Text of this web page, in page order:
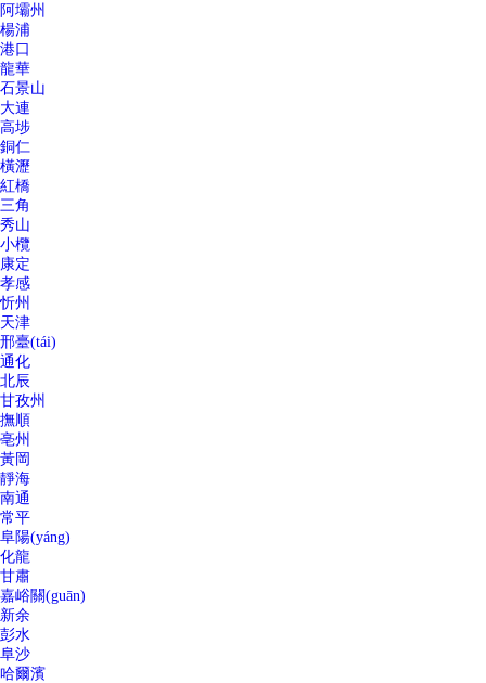
阿壩州
楊浦
港口
龍華
石景山
大連
高埗
銅仁
橫瀝
紅橋
三角
秀山
小欖
康定
孝感
忻州
天津
邢臺(tái)
通化
北辰
甘孜州
撫順
亳州
黃岡
靜海
南通
常平
阜陽(yáng)
化龍
甘肅
嘉峪關(guān)
新余
彭水
阜沙
哈爾濱